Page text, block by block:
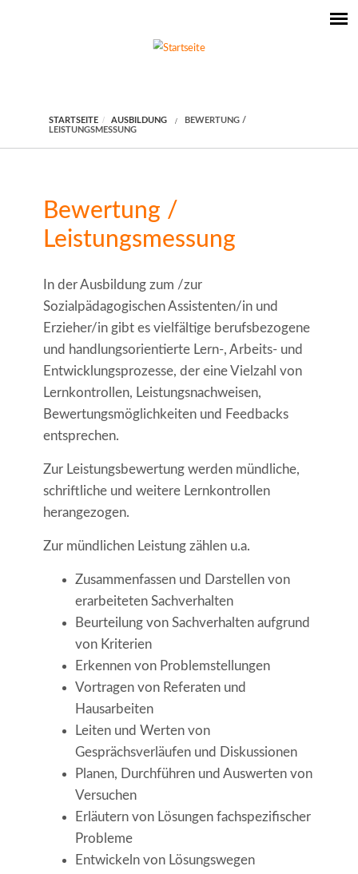
STARTSEITE AUSBILDUNG
BEWERTUNG /
LEISTUNGSMESSUNG
Bewertung /
Leistungsmessung
In der Ausbildung zum /zur
Sozialpädagogischen Assistenten/in und
Erzieher/in gibt es vielfältige berufsbezogene
und handlungsorientierte Lern-, Arbeits- und
Entwicklungsprozesse, der eine Vielzahl von
Lernkontrollen, Leistungsnachweisen,
Bewertungsmöglichkeiten und Feedbacks
entsprechen.
Zur Leistungsbewertung werden mündliche,
schriftliche und weitere Lernkontrollen
herangezogen.
Zur mündlichen Leistung zählen u.a.
Zusammenfassen und Darstellen von
erarbeiteten Sachverhalten
Beurteilung von Sachverhalten aufgrund
von Kriterien
Erkennen von Problemstellungen
Vortragen von Referaten und
Hausarbeiten
Leiten und Werten von
Gesprächsverläufen und Diskussionen
Planen, Durchführen und Auswerten von
Versuchen
Erläutern von Lösungen fachspezifischer
Probleme
Entwickeln von Lösungswegen